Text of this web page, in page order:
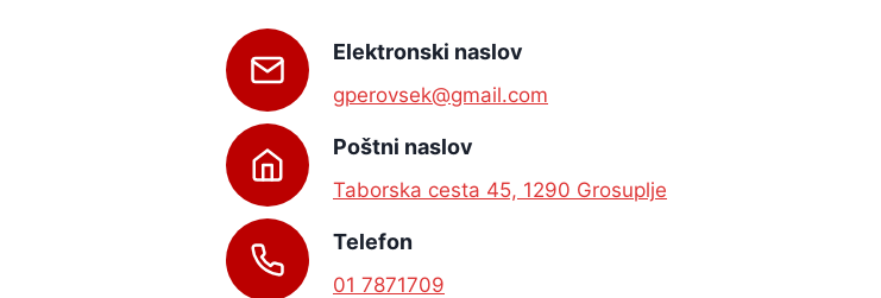
Elektronski naslov
gperovsek@gmail.com
Poštni naslov
Taborska cesta 45, 1290 Grosuplje
Telefon
01 7871709